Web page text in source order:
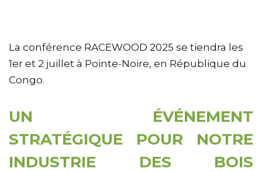
La conférence RACEWOOD 2025 se tiendra les
1er et 2 juillet à Pointe-Noire, en République du
Congo.
UN ÉVÉNEMENT
STRATÉGIQUE POUR NOTRE
INDUSTRIE DES BOIS